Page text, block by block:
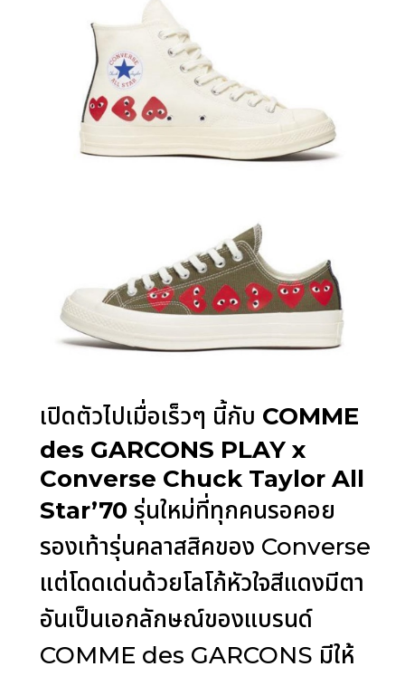
เปิดตัวไปเมื่อเร็วๆ นี้กับ COMME
des GARCONS PLAY x
Converse Chuck Taylor All
Star’70 รุ่นใหม่ที่ทุกคนรอคอย
รองเท้ารุ่นคลาสสิคของ Converse
แต่โดดเด่นด้วยโลโก้หัวใจสีแดงมีตา
อันเป็นเอกลักษณ์ของแบรนด์
COMME des GARCONS มีให้